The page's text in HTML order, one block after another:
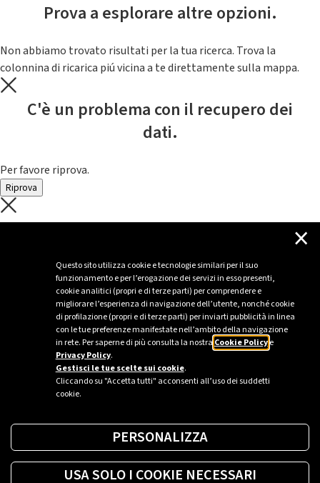
Questo sito utilizza cookie e tecnologie similari per il suo
funzionamento e per l’erogazione dei servizi in esso presenti,
cookie analitici (propri e di terze parti) per comprendere e
migliorare l’esperienza di navigazione dell’utente, nonché cookie
di profilazione (propri e di terze parti) per inviarti pubblicità in linea
con le tue preferenze manifestate nell’ambito della navigazione
in rete. Per saperne di più consulta la nostra Cookie Policye
Privacy Policy.
Gestisci le tue scelte sui cookie.
Cliccando su "Accetta tutti" acconsenti all’uso dei suddetti
cookie.
×
PERSONALIZZA
USA SOLO I COOKIE NECESSARI
Prova a esplorare altre opzioni.
Non abbiamo trovato risultati per la tua ricerca. Trova la
colonnina di ricarica piú vicina a te direttamente sulla mappa.
C'è un problema con il recupero dei
dati.
Per favore riprova.
Riprova
C'è un problema con il recupero dei
Per favore riprova piú tardi
Sei un’azienda o una PA?
Trova la soluzione più giusta per te.
Richiedi una colonnina